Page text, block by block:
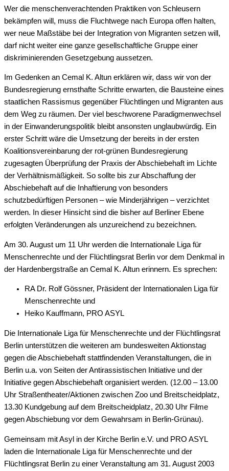
Wer die menschenverachtenden Praktiken von Schleusern
bekämpfen will, muss die Fluchtwege nach Europa offen halten,
wer neue Maßstäbe bei der Integration von Migranten setzen will,
darf nicht weiter eine ganze gesellschaftliche Gruppe einer
diskriminierenden Gesetzgebung aussetzen.
Im Gedenken an Cemal K. Altun erklären wir, dass wir von der
Bundesregierung ernsthafte Schritte erwarten, die Bausteine eines
staatlichen Rassismus gegenüber Flüchtlingen und Migranten aus
dem Weg zu räumen. Der viel beschworene Paradigmenwechsel
in der Einwanderungspolitik bleibt ansonsten unglaubwürdig. Ein
erster Schritt wäre die Umsetzung der bereits in der ersten
Koalitionsvereinbarung der rot-grünen Bundesregierung
zugesagten Überprüfung der Praxis der Abschiebehaft im Lichte
der Verhältnismäßigkeit. So sollte bis zur Abschaffung der
Abschiebehaft auf die Inhaftierung von besonders
schutzbedürftigen Personen – wie Minderjährigen – verzichtet
werden. In dieser Hinsicht sind die bisher auf Berliner Ebene
erfolgten Veränderungen als unzureichend zu bezeichnen.
Am 30. August um 11 Uhr werden die Internationale Liga für
Menschenrechte und der Flüchtlingsrat Berlin vor dem Denkmal in
der Hardenbergstraße an Cemal K. Altun erinnern. Es sprechen:
RA Dr. Rolf Gössner, Präsident der Internationalen Liga für
Menschenrechte und
Heiko Kauffmann, PRO ASYL
Die Internationale Liga für Menschenrechte und der Flüchtlingsrat
Berlin unterstützen die weiteren am bundesweiten Aktionstag
gegen die Abschiebehaft stattfindenden Veranstaltungen, die in
Berlin u.a. von Seiten der Antirassistischen Initiative und der
Initiative gegen Abschiebehaft organisiert werden. (12.00 – 13.00
Uhr Straßentheater/Aktionen zwischen Zoo und Breitscheidplatz,
13.30 Kundgebung auf dem Breitscheidplatz, 20.30 Uhr Filme
gegen Abschiebung vor dem Gewahrsam in Berlin-Grünau).
Gemeinsam mit Asyl in der Kirche Berlin e.V. und PRO ASYL
laden die Internationale Liga für Menschenrechte und der
Flüchtlingsrat Berlin zu einer Veranstaltung am 31. August 2003